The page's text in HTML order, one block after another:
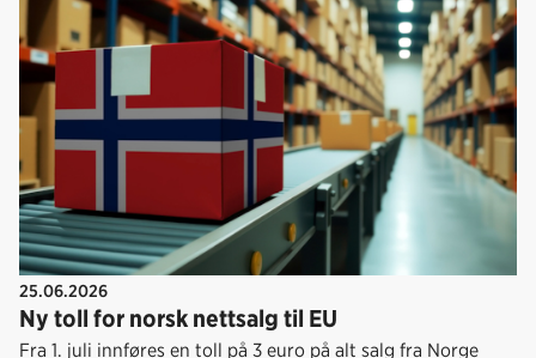
25.06.2026
Ny toll for norsk nettsalg til EU
Fra 1. juli innføres en toll på 3 euro på alt salg fra Norge